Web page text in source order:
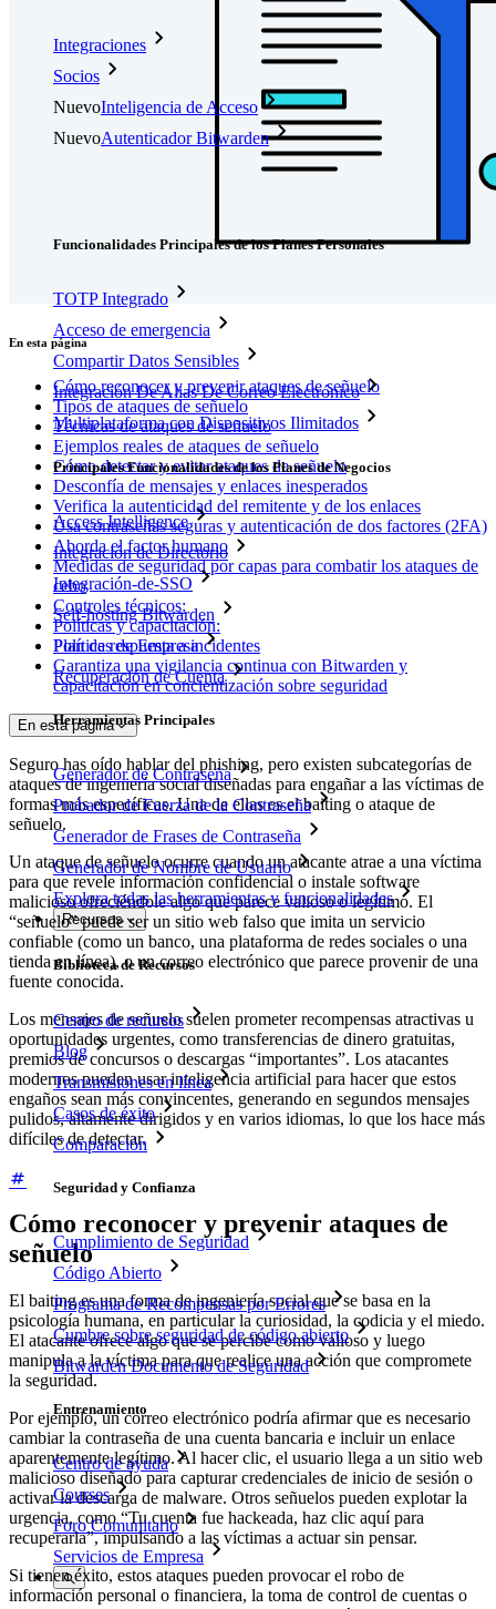
Integraciones
Socios
NuevoInteligencia de Acceso
NuevoAutenticador Bitwarden
Funcionalidades Principales de los Planes Personales
TOTP Integrado
Acceso de emergencia
Compartir Datos Sensibles
Integración De Alias De Correo Electrónico
Multiplataforma con Dispositivos Ilimitados
Principales Funcionalidades de los Planes de Negocios
Access Intelligence
Integración de Directorio
Integración-de-SSO
Self-hosting Bitwarden
Políticas de Empresa
Recuperación de Cuenta
Herramientas Principales
Generador de Contraseña
Probador de Fuerza de la Contraseña
Generador de Frases de Contraseña
Generador de Nombre de Usuario
Explora todas las herramientas y funcionalidades
Recursos
Biblioteca de Recursos
Centro de recursos
Blog
Transmisiones en línea
Casos de éxito
Comparación
Seguridad y Confianza
Cumplimiento de Seguridad
Código Abierto
Programa de Recompensas por Errores
Cumbre sobre seguridad de código abierto
Bitwarden Documento de Seguridad
Entrenamiento
Centro de ayuda
Courses
Foro Comunitario
Servicios de Empresa
En esta página
Cómo reconocer y prevenir ataques de señuelo
Tipos de ataques de señuelo
Técnicas de ataques de señuelo
Ejemplos reales de ataques de señuelo
Cómo detectar y evitar ataques de señuelo
Desconfía de mensajes y enlaces inesperados
Verifica la autenticidad del remitente y de los enlaces
Usa contraseñas seguras y autenticación de dos factores (2FA)
Aborda el factor humano
Medidas de seguridad por capas para combatir los ataques de
cebo
Controles técnicos:
Políticas y capacitación:
Plan de respuesta a incidentes
Garantiza una vigilancia continua con Bitwarden y
capacitación en concientización sobre seguridad
En esta página
Seguro has oído hablar del phishing, pero existen subcategorías de
ataques de ingeniería social diseñadas para engañar a las víctimas de
formas más específicas. Una de ellas es el baiting o ataque de
señuelo.
Un ataque de señuelo ocurre cuando un atacante atrae a una víctima
para que revele información confidencial o instale software
malicioso ofreciéndole algo que parece valioso o legítimo. El
“señuelo” puede ser un sitio web falso que imita un servicio
confiable (como un banco, una plataforma de redes sociales o una
tienda en línea), o un correo electrónico que parece provenir de una
fuente conocida.
Los mensajes de señuelo suelen prometer recompensas atractivas u
oportunidades urgentes, como transferencias de dinero gratuitas,
premios de concursos o descargas “importantes”. Los atacantes
modernos pueden usar inteligencia artificial para hacer que estos
engaños sean más convincentes, generando en segundos mensajes
pulidos, altamente dirigidos y en varios idiomas, lo que los hace más
difíciles de detectar.
Cómo reconocer y prevenir ataques de
señuelo
El baiting es una forma de ingeniería social que se basa en la
psicología humana, en particular la curiosidad, la codicia y el miedo.
El atacante ofrece algo que se percibe como valioso y luego
manipula a la víctima para que realice una acción que compromete
la seguridad.
Por ejemplo, un correo electrónico podría afirmar que es necesario
cambiar la contraseña de una cuenta bancaria e incluir un enlace
aparentemente legítimo. Al hacer clic, el usuario llega a un sitio web
malicioso diseñado para capturar credenciales de inicio de sesión o
activar la descarga de malware. Otros señuelos pueden explotar la
urgencia, como “Tu cuenta fue hackeada, haz clic aquí para
recuperarla”, impulsando a las víctimas a actuar sin pensar.
Si tienen éxito, estos ataques pueden provocar el robo de
información personal o financiera, la toma de control de cuentas o